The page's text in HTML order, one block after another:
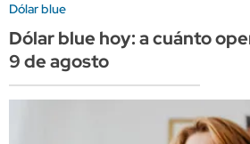
Dólar blue
Dólar blue hoy: a cuánto
9 de agosto